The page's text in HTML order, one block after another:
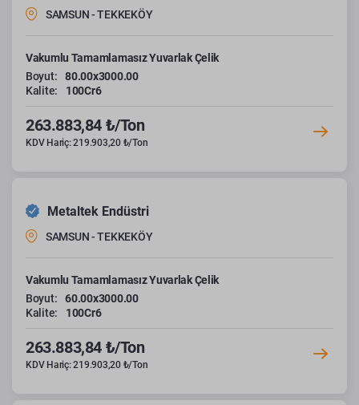
SAMSUN - TEKKEKÖY
Vakumlu Tamamlamasız Yuvarlak Çelik
Boyut:
80.00x3000.00
Kalite:
100Cr6
263.883,84 ₺/Ton
KDV Hariç: 219.903,20 ₺/Ton
Metaltek Endüstri
SAMSUN - TEKKEKÖY
Vakumlu Tamamlamasız Yuvarlak Çelik
Boyut:
60.00x3000.00
Kalite:
100Cr6
263.883,84 ₺/Ton
KDV Hariç: 219.903,20 ₺/Ton